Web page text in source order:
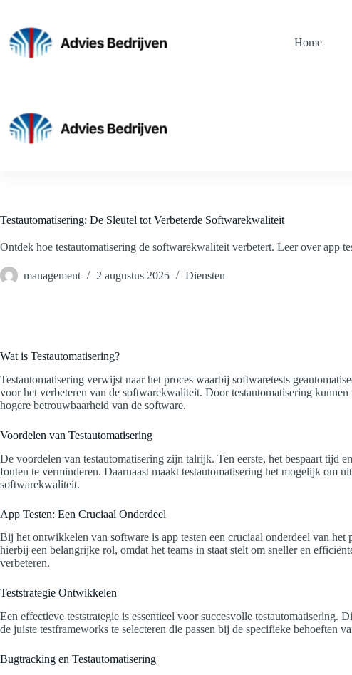
inhoud
Home
Testautomatisering: De Sleutel tot Verbeterde Softwarekwaliteit
Ontdek hoe testautomatisering de softwarekwaliteit verbetert. Leer over app
management 2 augustus 2025 Diensten
Wat is Testautomatisering?
Testautomatisering verwijst naar het proces waarbij softwaretests
voor het verbeteren van de softwarekwaliteit. Door testautomatisering
hogere betrouwbaarheid van de software.
Voordelen van Testautomatisering
De voordelen van testautomatisering zijn talrijk. Ten eerste, het bespaart tijd
fouten te verminderen. Daarnaast maakt testautomatisering het mogelijk om
softwarekwaliteit.
App Testen: Een Cruciaal Onderdeel
Bij het ontwikkelen van software is app testen een cruciaal onderdeel van
hierbij een belangrijke rol, omdat het teams in staat stelt om sneller en
verbeteren.
Teststrategie Ontwikkelen
Een effectieve teststrategie is essentieel voor succesvolle
de juiste testframeworks te selecteren die passen bij de specifieke behoeften
Bugtracking en Testautomatisering